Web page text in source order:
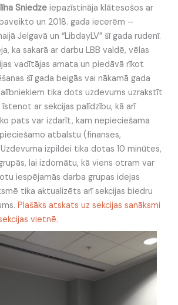
Sniedze iepazīstināja klātesošos ar
un 2018. gada iecerēm –
Jelgavā un “LibdayLV” šī gada rudenī.
ka sakarā ar darbu LBB valdē, vēlas
vadītājas amata un piedāvā rīkot
šī gada beigās vai nākamā gada
tika dots uzdevums uzrakstīt
ar sekcijas palīdzību, kā arī
pats var izdarīt, kam nepieciešama
atbalstu (finanses,
izpildei tika dotas 10 minūtes,
lai izdomātu, kā viens otram var
iespējamās darba grupas idejas
tika aktualizēts arī sekcijas biedru
Plašāks atskats uz sekcijas sanāksmi
vietnē.